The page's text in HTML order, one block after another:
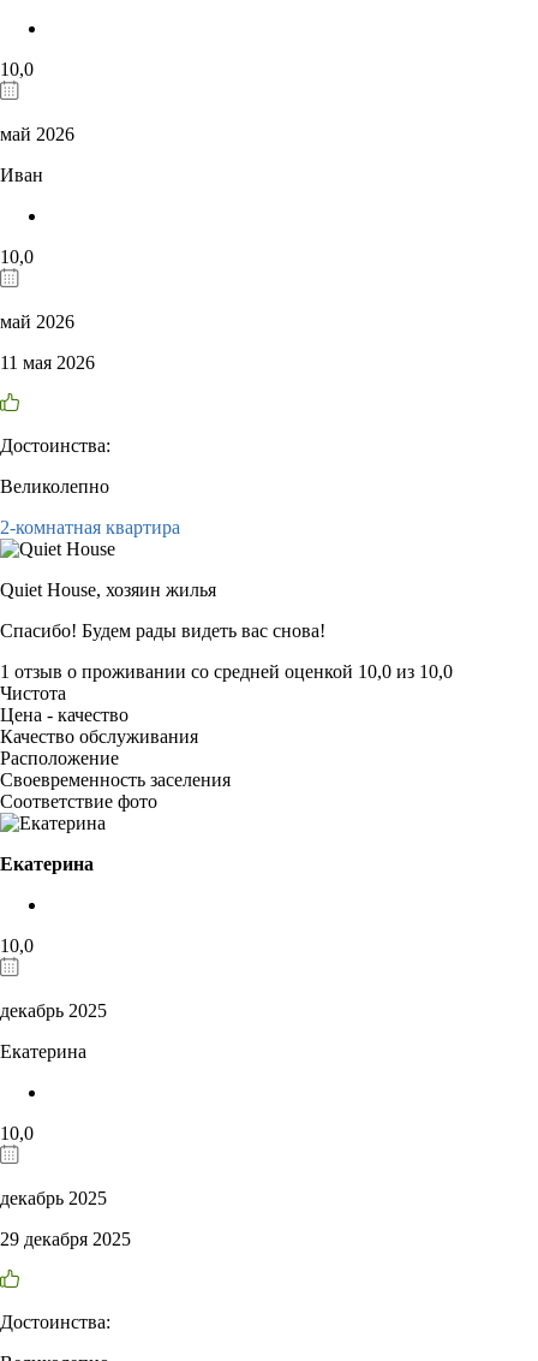
10,0
май 2026
Иван
10,0
май 2026
11 мая 2026
Достоинства:
Великолепно
2-комнатная квартира
Quiet House, хозяин жилья
Спасибо! Будем рады видеть вас снова!
1 отзыв о проживании со средней оценкой 10,0 из 10,0
Чистота
Цена - качество
Качество обслуживания
Расположение
Своевременность заселения
Соответствие фото
Екатерина
10,0
декабрь 2025
Екатерина
10,0
декабрь 2025
29 декабря 2025
Достоинства: